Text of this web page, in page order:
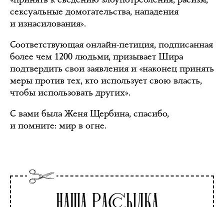
сексуальные домогательства, нападения
и изнасилования».
Соответствующая онлайн-петиция, подписанная
более чем 1200 людьми, призывает Шира
подтвердить свои заявления и «наконец принять
меры против тех, кто использует свою власть,
чтобы использовать других».
С вами была Женя Щербина, спасибо,
и помните: мир в огне.